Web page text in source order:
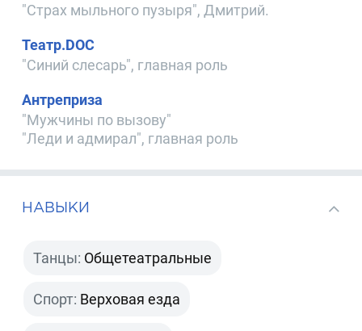
"Страх мыльного пузыря", Дмитрий.
Театр.DOC
"Синий слесарь", главная роль
Антреприза
"Мужчины по вызову"
"Леди и адмирал", главная роль
НАВЫКИ
Танцы: Общетеатральные
Спорт: Верховая езда